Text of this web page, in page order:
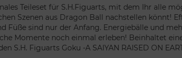
Teileset für S.H.Figuarts, mit dem Ihr alle
Szenen aus Dragon Ball nachstellen könnt!
Füße sind nur der Anfang. Energiebälle und
Momente noch einmal erleben! Beinhaltet
S.H. Figuarts Goku -A SAIYAN RAISED ON